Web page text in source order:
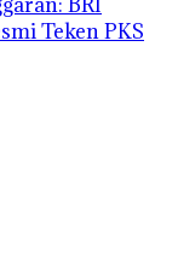
Teken PKS